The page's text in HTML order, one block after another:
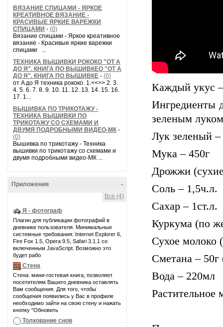
ВЯЗАНИЕ СПИЦАМИ - ЯРКОЕ
КРЕАТИВНОЕ ВЯЗАНИЕ -
КРАСИВЫЕ ЯРКИЕ ВАРЕЖКИ
СПИЦАМИ - (0)
Вязание спицами - Яркое креативное
вязание - Красивые яркие варежки
спицами ...
ТЕХНИКА ВЫШИВКИ РОКОКО "ОТ А
ДО Я". КНИГА ПО ВЫШИВКЕО "ОТ А
ДО Я". КНИГА ПО ВЫШИВКЕ - (0)
от A до Я техника рококо. 1.<<>> 2. 3.
4. 5. 6. 7. 8. 9. 10. 11. 12. 13. 14. 15. 16.
17. 1...
ВЫШИВКА ПО ТРИКОТАЖУ -
ТЕХНИКА ВЫШИВКИ ПО
ТРИКОТАЖУ СО СХЕМАМИ И
ДВУМЯ ПОДРОБНЫМИ ВИДЕО-МК -
(0)
Вышивка по трикотажу - Техника
вышивки по трикотажу со схемами и
двумя подробными видео-МК ...
-
Приложения
Все (4)
Я - фотограф
Плагин для публикации фотографий в
дневнике пользователя. Минимальные
системные требования: Internet Explorer 6,
Fire Fox 1.5, Opera 9.5, Safari 3.1.1 со
включенным JavaScript. Возможно это
будет рабо
Стена
Стена: мини-гостевая книга, позволяет
посетителям Вашего дневника оставлять
Вам сообщения. Для того, чтобы
сообщения появились у Вас в профиле
необходимо зайти на свою стену и нажать
кнопку "Обновить
Толкование снов
Каждый укус
Ингредиенты
зеленым
Лук зеленый –
Мука – 450г
Дрожжи
Соль – 1,5ч.л.
Сахар – 1ст.л.
Куркума (по
Сухое молоко
Сметана – 50г
Вода – 220мл
Растительное